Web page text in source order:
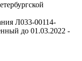
Л033-00114-
до 01.03.2022 -